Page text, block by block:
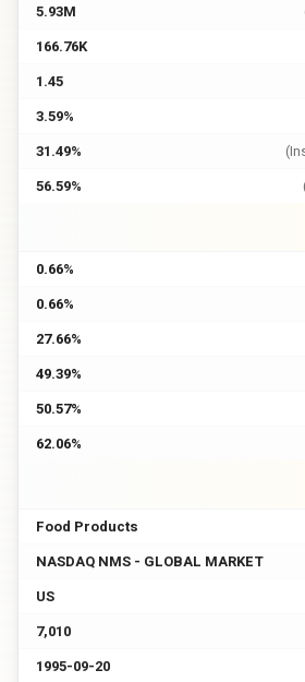
5.93M
166.76K
1.45
3.59%
31.49%
56.59%
0.66%
0.66%
27.66%
49.39%
50.57%
62.06%
Food Products
NASDAQ NMS - GLOBAL MARKET
US
7,010
1995-09-20